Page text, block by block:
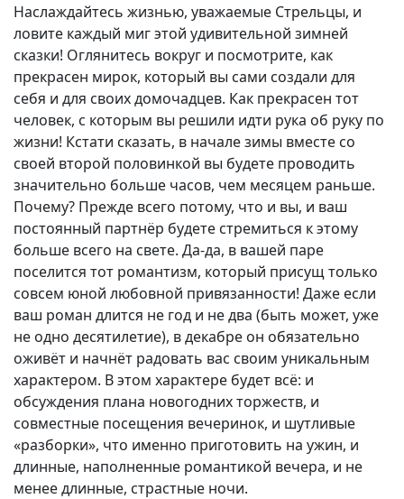
Наслаждайтесь жизнью, уважаемые Стрельцы, и
ловите каждый миг этой удивительной зимней
сказки! Оглянитесь вокруг и посмотрите, как
прекрасен мирок, который вы сами создали для
себя и для своих домочадцев. Как прекрасен тот
человек, с которым вы решили идти рука об руку по
жизни! Кстати сказать, в начале зимы вместе со
своей второй половинкой вы будете проводить
значительно больше часов, чем месяцем раньше.
Почему? Прежде всего потому, что и вы, и ваш
постоянный партнёр будете стремиться к этому
больше всего на свете. Да-да, в вашей паре
поселится тот романтизм, который присущ только
совсем юной любовной привязанности! Даже если
ваш роман длится не год и не два (быть может, уже
не одно десятилетие), в декабре он обязательно
оживёт и начнёт радовать вас своим уникальным
характером. В этом характере будет всё: и
обсуждения плана новогодних торжеств, и
совместные посещения вечеринок, и шутливые
«разборки», что именно приготовить на ужин, и
длинные, наполненные романтикой вечера, и не
менее длинные, страстные ночи.